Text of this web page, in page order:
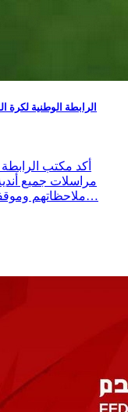
الرابطة الوطنية لكرة
أكد مكتب
مراسلات جميع
ملاحظاتهم وموقفهم النهائي من عملية قرعة سحب الرزنامة…